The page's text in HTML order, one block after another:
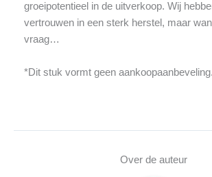
groeipotentieel in de uitverkoop. Wij
vertrouwen in een sterk herstel, maar
vraag…
*Dit stuk vormt geen aankoopaanbeveling.
Over de auteur